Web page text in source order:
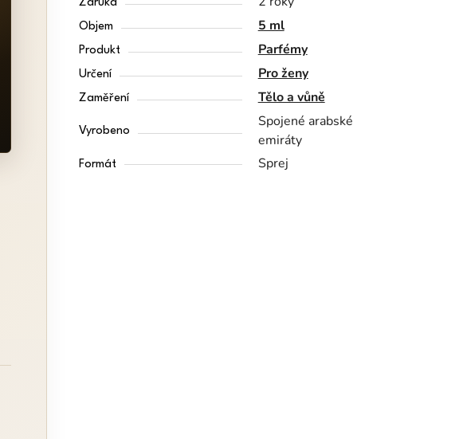
Záruka
Objem 5 ml
Produkt Parfémy
Určení Pro ženy
Zaměření Tělo a vůně
Vyrobeno
Spojené arabské
emiráty
Formát Sprej